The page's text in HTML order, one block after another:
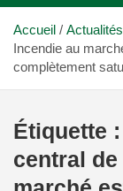
Accueil
Actualités
Incendie au
complètement
Étiquette :
central de